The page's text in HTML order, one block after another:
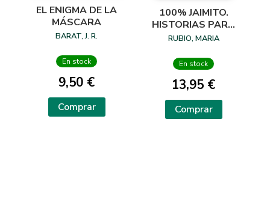
EL ENIGMA DE LA
MÁSCARA
BARAT, J. R.
En stock
9,50 €
Comprar
100% JAIMITO.
HISTORIAS PARA
LEER EN 5 M
RUBIO, MARIA
En stock
13,95 €
Comprar